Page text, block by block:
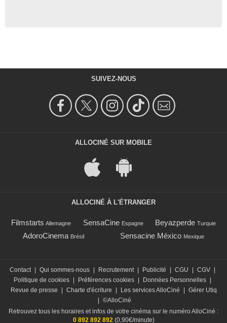
SUIVEZ-NOUS
ALLOCINÉ SUR MOBILE
ALLOCINÉ À L'ÉTRANGER
Filmstarts Allemagne SensaCine Espagne Beyazperde Turquie
AdoroCinema Brésil Sensacine México Mexique
Contact | Qui sommes-nous | Recrutement | Publicité | CGU | CGV |
Politique de cookies | Préférences cookies | Données Personnelles |
Revue de presse
| Charte d'écriture | Les services AlloCiné | Gérer Utiq
| ©AlloCiné
Retrouvez tous les horaires et infos de votre cinéma sur le numéro AlloCiné :
0 892 892 892 (0,90€/minute)